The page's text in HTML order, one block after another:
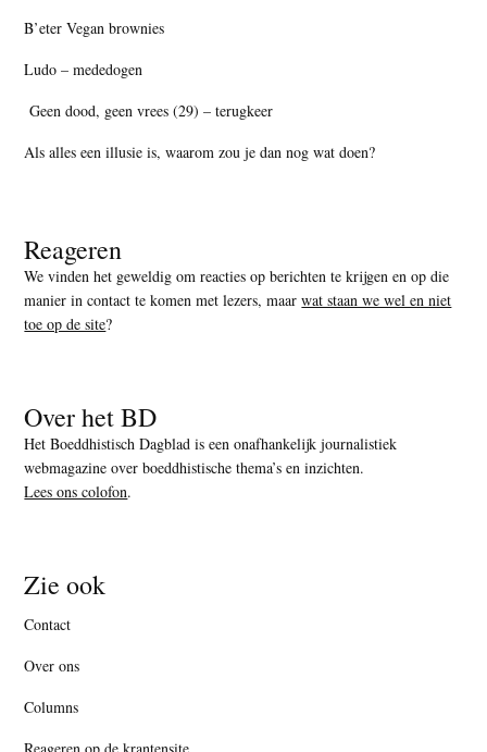
B’eter Vegan brownies
Ludo – mededogen
Geen dood, geen vrees (29) – terugkeer
Als alles een illusie is, waarom zou je dan nog wat doen?
Reageren
We vinden het geweldig om reacties op berichten te krijgen en op die
manier in contact te komen met lezers, maarwat staan we wel en niet
toe op de site?
Over het BD
Het Boeddhistisch Dagblad is een onafhankelijk journalistiek
webmagazine over boeddhistische thema’s en inzichten.
Lees ons colofon.
Zie ook
Contact
Over ons
Columns